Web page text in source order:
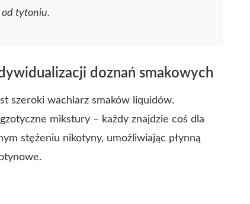
od tytoniu.
doznań smakowych
szeroki wachlarz smaków liquidów.
mikstury – każdy znajdzie coś dla
stężeniu nikotyny, umożliwiając płynną